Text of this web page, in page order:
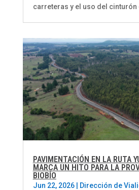
carreteras y el uso del
PAVIMENTACIÓN EN LA RUTA
MARCA UN HITO PARA LA
BIOBÍO
Jun 22, 2026| Dirección de